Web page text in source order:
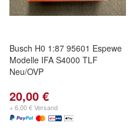
Busch H0 1:87 95601 Espewe
Modelle IFA S4000 TLF
Neu/OVP
20,00 €
+ 6,00 € Versand